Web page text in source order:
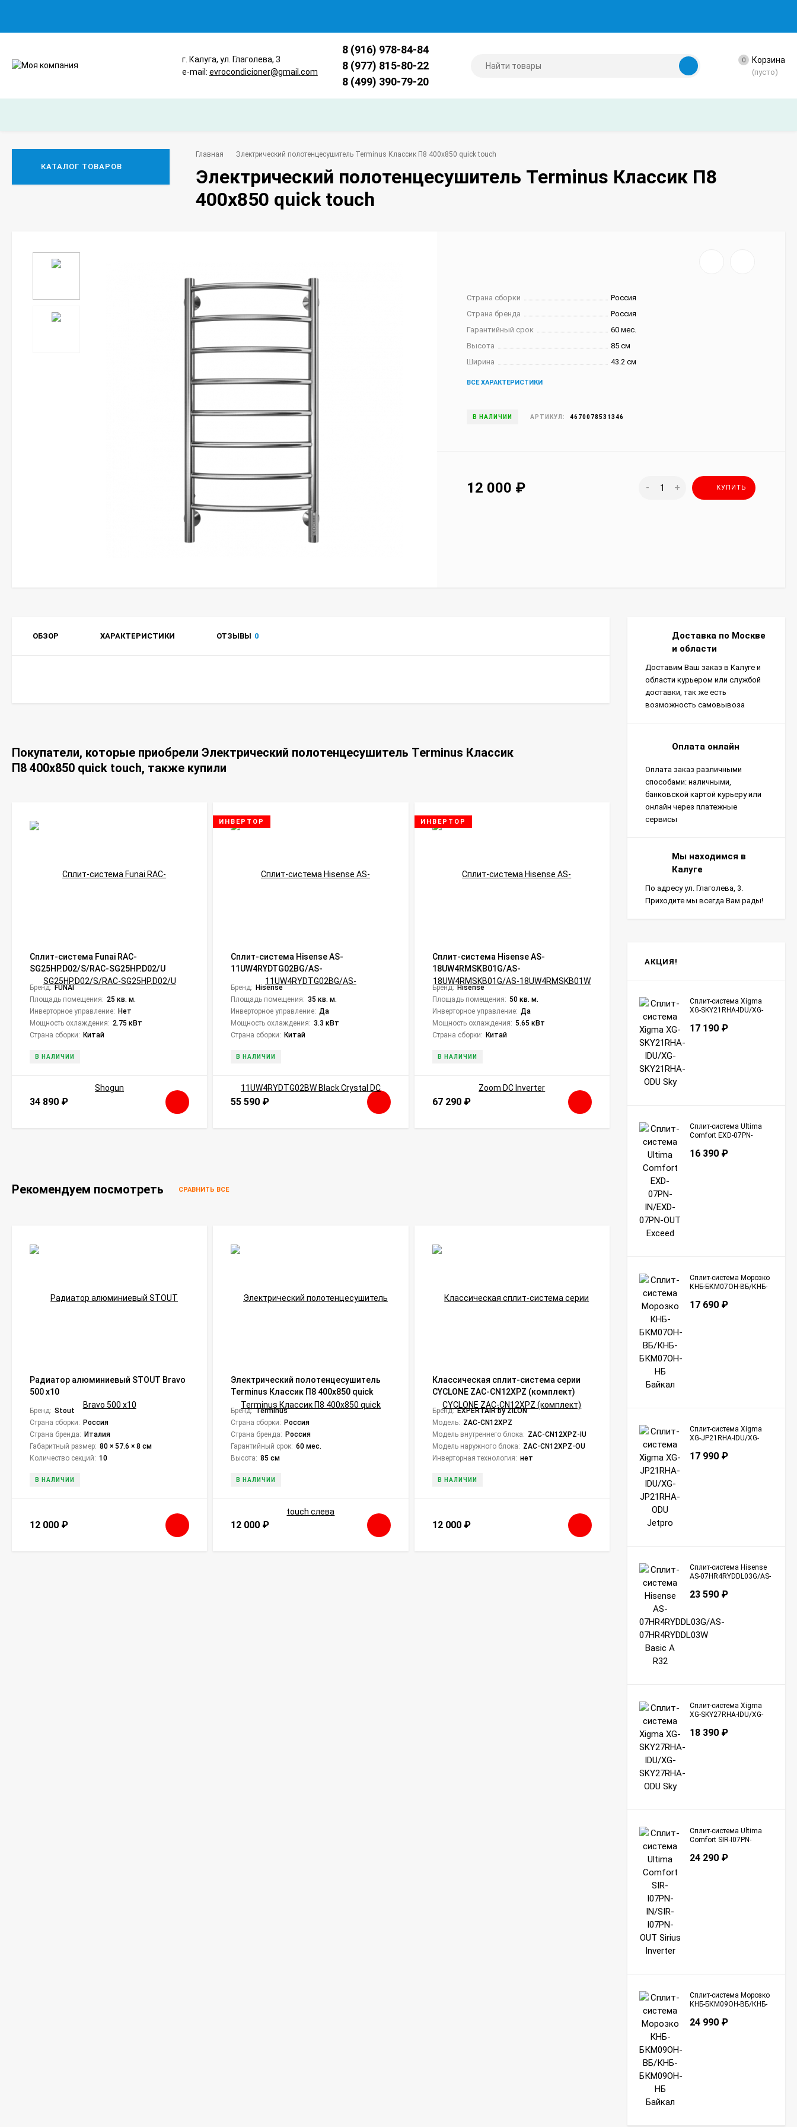
г. Калуга, ул. Глаголева, 3
e-mail: evrocondicioner@gmail.com
8 (916) 978-84-84
8 (977) 815-80-22
8 (499) 390-79-20
0 Корзина
(пусто)
КАТАЛОГ ТОВАРОВ
Главная Электрический полотенцесушитель Terminus Классик П8 400х850 quick touch
Электрический полотенцесушитель Terminus Классик П8
400х850 quick touch
Страна сборки
Россия
Страна бренда
Россия
Гарантийный срок
60 мес.
Высота
85 см
Ширина
43.2 см
ВСЕ ХАРАКТЕРИСТИКИ
В НАЛИЧИИ АРТИКУЛ: 4670078531346
12 000 ₽ - + КУПИТЬ
ОБЗОР ХАРАКТЕРИСТИКИ ОТЗЫВЫ 0
Покупатели, которые приобрели Электрический полотенцесушитель Terminus Классик
П8 400х850 quick touch, также купили
Сплит-система Funai RAC-
SG25HP.D02/S/RAC-SG25HP.D02/U
Shogun
Бренд: FUNAI
Площадь помещения: 25 кв. м.
Инверторное управление: Нет
Мощность охлаждения: 2.75 кВт
Страна сборки: Китай
В НАЛИЧИИ
34 890 ₽
ИНВЕРТОР
Сплит-система Hisense AS-
11UW4RYDTG02BG/AS-
11UW4RYDTG02BW Black Crystal DC
Inverter
Бренд: Hisense
Площадь помещения: 35 кв. м.
Инверторное управление: Да
Мощность охлаждения: 3.3 кВт
Страна сборки: Китай
В НАЛИЧИИ
55 590 ₽
ИНВЕРТОР
Сплит-система Hisense AS-
18UW4RMSKB01G/AS-
18UW4RMSKB01W Zoom DC Inverter
Бренд: Hisense
Площадь помещения: 50 кв. м.
Инверторное управление: Да
Мощность охлаждения: 5.65 кВт
Страна сборки: Китай
В НАЛИЧИИ
67 290 ₽
ИНВЕРТОР
I18PN-IN/SIR-I18PN-OUT Sirius Inverter
Площадь помещения: 50 кв. м.
Инверторное управление: Да
Мощность охлаждения: 5.32 кВт
Страна сборки:
В НАЛИЧИИ
Рекомендуем посмотреть СРАВНИТЬ ВСЕ
Радиатор алюминиевый STOUT Bravo
500 x10
Бренд: Stout
Страна сборки: Россия
Страна бренда: Италия
Габаритный размер: 80 × 57.6 × 8 см
Количество секций: 10
В НАЛИЧИИ
12 000 ₽
Электрический полотенцесушитель
Terminus Классик П8 400х850 quick
touch слева
Бренд: Terminus
Страна сборки: Россия
Страна бренда: Россия
Гарантийный срок: 60 мес.
Высота: 85 см
В НАЛИЧИИ
12 000 ₽
Классическая сплит-система серии
CYCLONE ZAC-CN12XPZ (комплект)
Бренд: EXPERTAIR by ZILON
Модель: ZAC-CN12XPZ
Модель внутреннего блока: ZAC-CN12XPZ-IU
Модель наружного блока: ZAC-CN12XPZ-OU
Инверторная технология: нет
В НАЛИЧИИ
12 000 ₽
Классическая сплит-система серии
Модель внутреннего блока: ZAC-PR12NPZ-IU
Модель наружного блока:
Инверторная технология: нет
В НАЛИЧИИ
12 000₽
Доставка по Москве
и области
Доставим Ваш заказ в Калуге и
области курьером или службой
доставки, так же есть
возможность самовывоза
Оплата онлайн
Оплата заказ различными
способами: наличными,
банковской картой курьеру или
онлайн через платежные
сервисы
Мы находимся в
Калуге
По адресу ул. Глаголева, 3.
Приходите мы всегда Вам рады!
АКЦИЯ!
Сплит-система Xigma
XG-SKY21RHA-IDU/XG-
17 190 ₽
Сплит-система Ultima
Comfort EXD-07PN-
Exceed
16 390 ₽
Сплит-система Морозко
КНБ-БКМ07ОН-ВБ/КНБ-
17 690 ₽
Сплит-система Xigma
XG-JP21RHA-IDU/XG-
17 990 ₽
Сплит-система Hisense
AS-07HR4RYDDL03G/AS-
A R32
23 590 ₽
Сплит-система Xigma
XG-SKY27RHA-IDU/XG-
18 390 ₽
Сплит-система Ultima
Comfort SIR-I07PN-
Inverter
24 290 ₽
Сплит-система Морозко
КНБ-БКМ09ОН-ВБ/КНБ-
24 990 ₽